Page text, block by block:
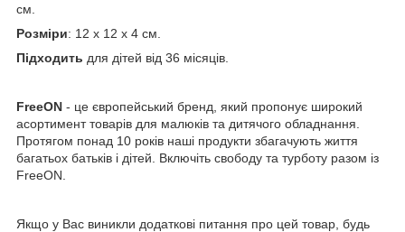
см.
Розміри: 12 х 12 х 4 см.
Підходить для дітей від 36 місяців.
FreeON - це європейський бренд, який пропонує широкий
асортимент товарів для малюків та дитячого обладнання.
Протягом понад 10 років наші продукти збагачують життя
багатьох батьків і дітей. Включіть свободу та турботу разом із
FreeON.
Якщо у Вас виникли додаткові питання про цей товар, будь